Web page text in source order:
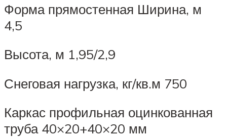
Форма прямостенная Ширина, м
4,5
Высота, м 1,95/2,9
Снеговая нагрузка, кг/кв.м 750
Каркас профильная оцинкованная
труба 40×20+40×20 мм